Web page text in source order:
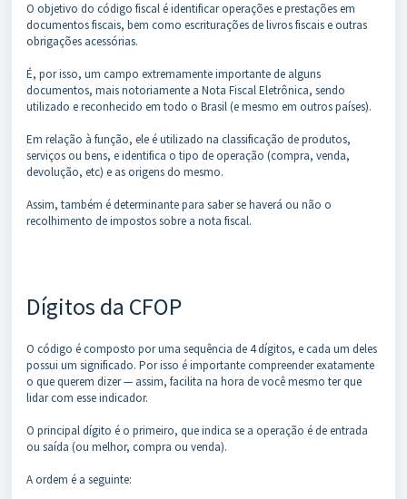
O objetivo do código fiscal é identificar operações e prestações em
documentos fiscais, bem como escriturações de livros fiscais e outras
obrigações acessórias.
É, por isso, um campo extremamente importante de alguns
documentos, mais notoriamente a Nota Fiscal Eletrônica, sendo
utilizado e reconhecido em todo o Brasil (e mesmo em outros países).
Em relação à função, ele é utilizado na classificação de produtos,
serviços ou bens, e identifica o tipo de operação (compra, venda,
devolução, etc) e as origens do mesmo.
Assim, também é determinante para saber se haverá ou não o
recolhimento de impostos sobre a nota fiscal.
Dígitos da CFOP
O código é composto por uma sequência de 4 dígitos, e cada um deles
possui um significado. Por isso é importante compreender exatamente
o que querem dizer — assim, facilita na hora de você mesmo ter que
lidar com esse indicador.
O principal dígito é o primeiro, que indica se a operação é de entrada
ou saída (ou melhor, compra ou venda).
A ordem é a seguinte: